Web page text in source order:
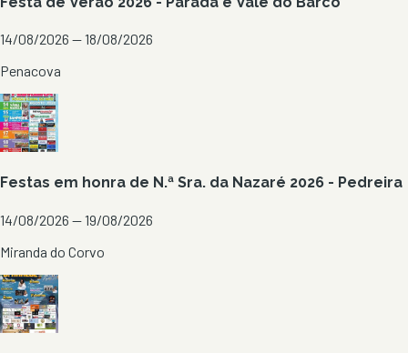
14/08/2026 — 18/08/2026
Penacova
Festas em honra de N.ª Sra. da Nazaré 2026 - Pedreira
14/08/2026 — 19/08/2026
Miranda do Corvo